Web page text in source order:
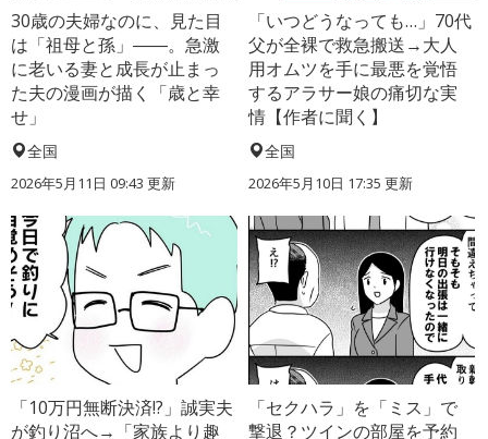
30歳の夫婦なのに、見た目
は「祖母と孫」――。急激
に老いる妻と成長が止まっ
た夫の漫画が描く「歳と幸
せ」
全国
2026年5月11日 09:43 更新
「いつどうなっても…」70代
父が全裸で救急搬送→大人
用オムツを手に最悪を覚悟
するアラサー娘の痛切な実
情【作者に聞く】
全国
2026年5月10日 17:35 更新
「10万円無断決済!?」誠実夫
が釣り沼へ→「家族より趣
「セクハラ」を「ミス」で
撃退？ツインの部屋を予約